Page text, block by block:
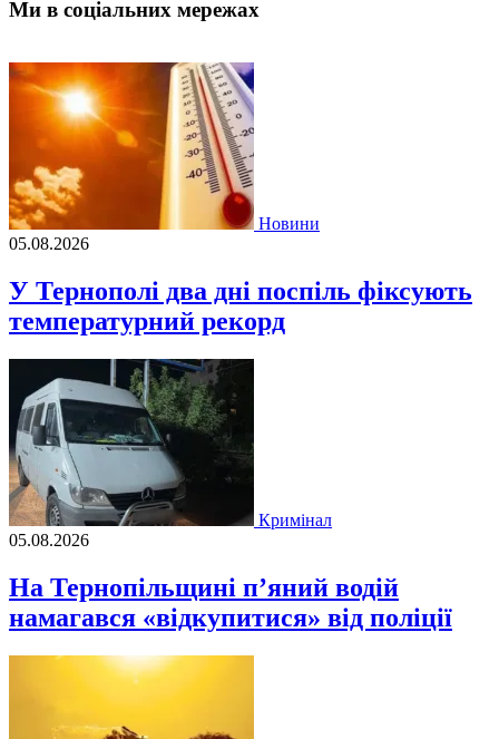
Ми в соціальних мережах
Новини
05.08.2026
У Тернополі два дні поспіль фіксують
температурний рекорд
Кримінал
05.08.2026
На Тернопільщині п’яний водій
намагався «відкупитися» від поліції